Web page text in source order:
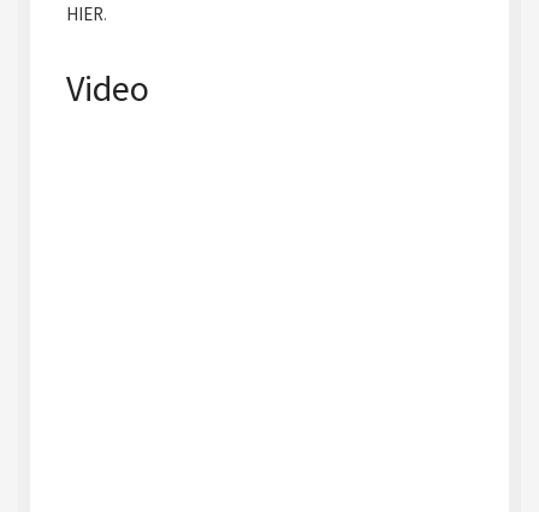
HIER.
Video